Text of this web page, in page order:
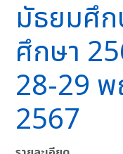
มัธยมศึก
ศึกษา
28-29
2567